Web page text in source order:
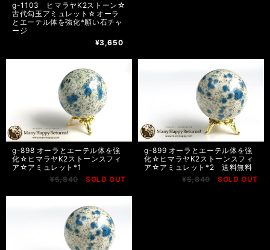
g-1103 ヒマラヤK2ストーン☆
古代勾玉アミュレット☆オーラ
とエーテル体を強化*願い石チャ
ージ
¥3,650
g-898 オーラとエーテル体を強
化☆ヒマラヤK2ストーンスフィ
ア☆アミュレット*1
¥5,840
SOLD OUT
g-899 オーラとエーテル体を強
化☆ヒマラヤK2ストーンスフィ
ア☆アミュレット*2 送料無料
¥5,840
SOLD OUT